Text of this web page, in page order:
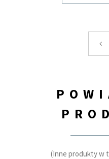
(Inne produkty w